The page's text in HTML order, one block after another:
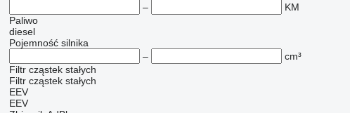
–
KM
Paliwo
diesel
Pojemność silnika
–
cm³
Filtr cząstek stałych
Filtr cząstek stałych
EEV
EEV